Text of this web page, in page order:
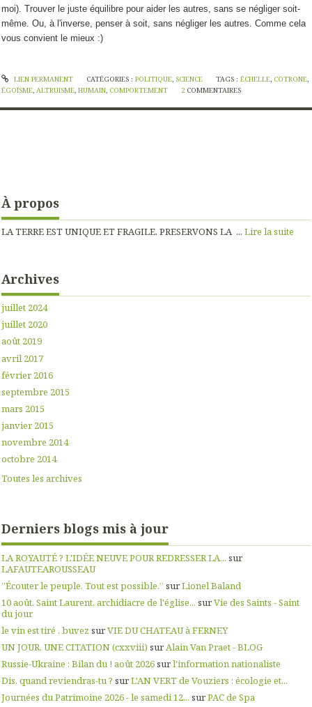
À propos
LA TERRE EST UNIQUE ET FRAGILE. PRESERVONS LA ... Lire la suite
Archives
juillet 2024
juillet 2020
août 2019
avril 2017
février 2016
septembre 2015
mars 2015
janvier 2015
novembre 2014
octobre 2014
Toutes les archives
Derniers blogs mis à jour
LA ROYAUTÉ ? L'IDÉE NEUVE POUR REDRESSER LA... sur
LAFAUTEAROUSSEAU
”Écouter le peuple. Tout est possible.” surLionel Baland
10 août. Saint Laurent, archidiacre de l'église... surVie des Saints - Saint
du jour
le vin est tiré , buvez surVIE DU CHATEAU à FERNEY
UN JOUR, UNE CITATION (cxxviii) surAlain Van Praet - BLOG
Russie-Ukraine : Bilan du ! août 2026surl'information nationaliste
Dis, quand reviendras-tu ? surL'AN VERT de Vouziers : écologie et...
Journées du Patrimoine 2026 - le samedi 12... surPAC de Spa
moi). Trouver le juste équilibre pour aider les autres, sans se négliger soit-
même. Ou, à l'inverse, penser à soit, sans négliger les autres. Comme cela
vous convient le mieux :)
LIEN PERMANENT CATÉGORIES : POLITIQUE, SCIENCE TAGS :ÉCHELLE, COTRONE,
ÉGOÏSME, ALTRUISME, HUMAIN, COMPORTEMENT 2 COMMENTAIRES